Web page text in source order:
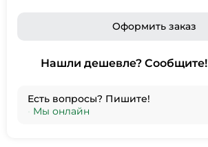
Оформить заказ
Нашли дешевле? Сообщите!
Есть вопросы? Пишите!
• Мы онлайн